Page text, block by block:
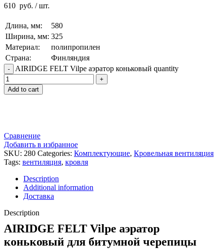
610 руб. / шт.
Длина, мм:
580
Ширина, мм: 325
Материал:
полипропилен
Страна:
Финляндия
AIRIDGE FELT Vilpe аэратор коньковый quantity
Add to cart
Сравнение
Добавить в избранное
SKU: 280 Categories: Комплектующие, Кровельная вентиляция
Tags: вентиляция, кровля
Description
Additional information
Доставка
Description
AIRIDGE FELT Vilpe аэратор
коньковый для битумной черепицы